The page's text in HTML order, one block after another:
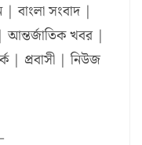
বাংলা সংবাদ |
আন্তর্জাতিক খবর |
| প্রবাসী | নিউজ